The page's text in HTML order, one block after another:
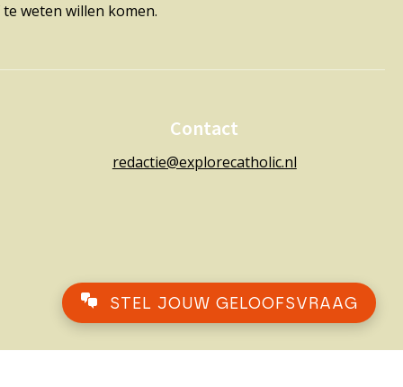
weten willen komen.
Contact
redactie@explorecatholic.nl
STEL JOUW GELOOFSVRAAG